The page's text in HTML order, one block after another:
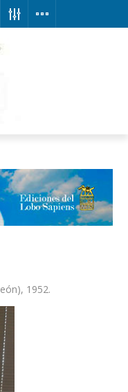
1952.